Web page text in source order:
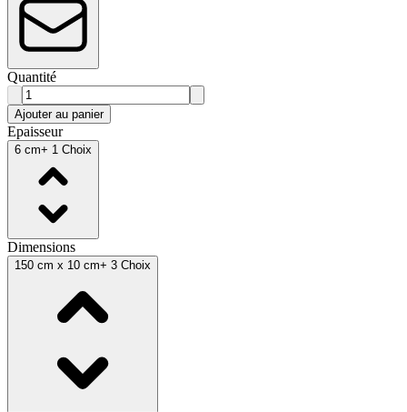
Quantité
Ajouter au panier
Epaisseur
6 cm+ 1 Choix
Dimensions
150 cm x 10 cm+ 3 Choix